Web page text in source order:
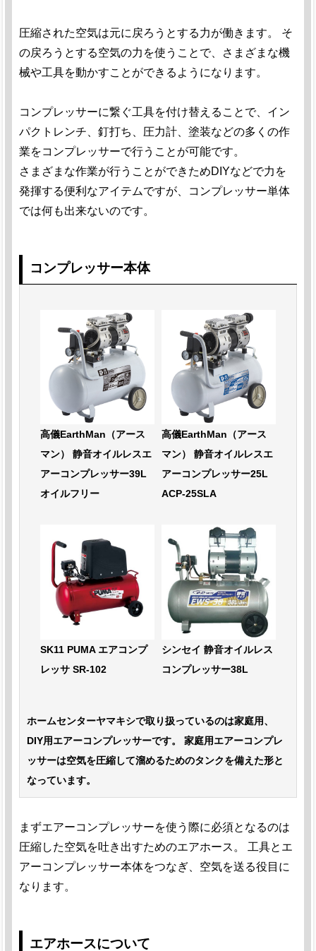
圧縮された空気は元に戻ろうとする力が働きます。 そ
の戻ろうとする空気の力を使うことで、さまざまな機
械や工具を動かすことができるようになります。
コンプレッサーに繋ぐ工具を付け替えることで、イン
パクトレンチ、釘打ち、圧力計、塗装などの多くの作
業をコンプレッサーで行うことが可能です。
さまざまな作業が行うことができためDIYなどで力を
発揮する便利なアイテムですが、コンプレッサー単体
では何も出来ないのです。
コンプレッサー本体
高儀EarthMan（アース
マン） 静音オイルレスエ
アーコンプレッサー39L
オイルフリー
高儀EarthMan（アース
マン） 静音オイルレスエ
アーコンプレッサー25L
ACP-25SLA
SK11 PUMA エアコンプ
レッサ SR-102
シンセイ 静音オイルレス
コンプレッサー38L
ホームセンターヤマキシで取り扱っているのは家庭用、
DIY用エアーコンプレッサーです。 家庭用エアーコンプレ
ッサーは空気を圧縮して溜めるためのタンクを備えた形と
なっています。
まずエアーコンプレッサーを使う際に必須となるのは
圧縮した空気を吐き出すためのエアホース。 工具とエ
アーコンプレッサー本体をつなぎ、空気を送る役目に
なります。
エアホースについて